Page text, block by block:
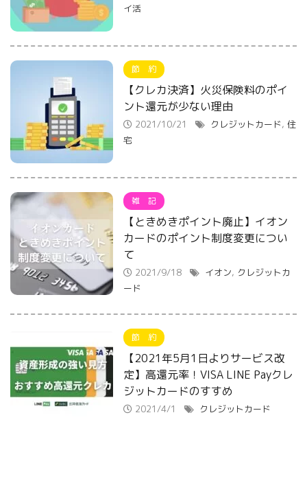
イ活
節 約
【クレカ決済】火災保険料のポイ
ント還元が少ない理由
2021/10/21 クレジットカード, 住
宅
雑 記
【ときめきポイント廃止】イオン
カードのポイント制度変更につい
て
2021/9/18 イオン, クレジットカ
ード
節 約
【2021年5月1日よりサービス改
定】高還元率！VISA LINE Payクレ
ジットカードのすすめ
2021/4/1 クレジットカード